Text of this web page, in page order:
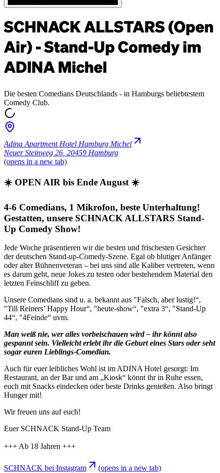
SCHNACK ALLSTARS (Open
Air) - Stand-Up Comedy im
ADINA Michel
Die besten Comedians Deutschlands - in Hamburgs beliebtestem
Comedy Club.
Adina Apartment Hotel Hamburg Michel
Neuer Steinweg 26 20459 Hamburg
(opens in a new tab)
☀️ OPEN AIR bis Ende August ☀️
4-6 Comedians, 1 Mikrofon, beste Unterhaltung!
Gestatten, unsere SCHNACK ALLSTARS Stand-
Up Comedy Show!
Jede Woche präsentieren wir die besten und frischesten Gesichter
der deutschen Stand-up-Comedy-Szene. Egal ob blutiger Anfänger
oder alter Bühnenveteran – bei uns sind alle Kaliber vertreten, wenn
es darum geht, neue Jokes zu testen oder bestehendem Material den
letzten Feinschliff zu geben.
Unsere Comedians sind u. a. bekannt aus "Falsch, aber lustig!“,
"Till Reiners’ Happy Hour“, "heute-show“, "extra 3“, "Stand-Up
44“, "4Feinde“ uvm.
Man weiß nie, wer alles vorbeischauen wird – ihr könnt also
gespannt sein. Vielleicht erlebt ihr die Geburt eines Stars oder seht
sogar euren Lieblings-Comedian.
Auch für euer leibliches Wohl ist im ADINA Hotel gesorgt: Im
Restaurant, an der Bar und am „Kiosk“ könnt ihr in Ruhe essen,
euch mit Snacks eindecken oder beste Drinks genießen. Also bringt
Hunger mit!
Wir freuen uns auf euch!
Euer SCHNACK Stand-Up Team
+++ Ab 18 Jahren +++
SCHNACK bei Instagram (opens in a new tab)